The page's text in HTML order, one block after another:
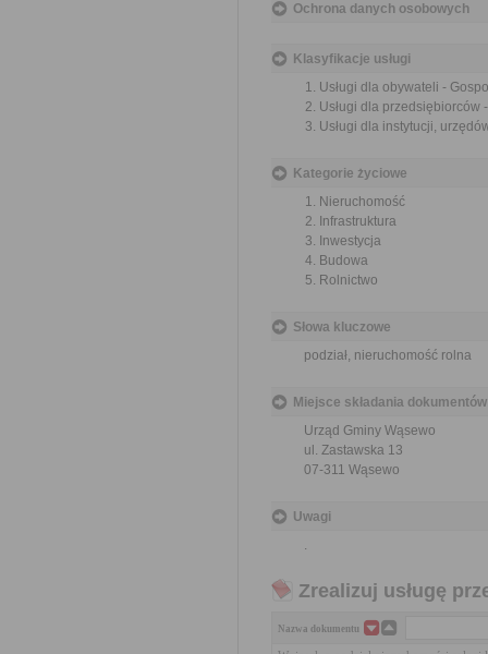
Ochrona danych osobowych
Klasyfikacje usługi
Usługi dla obywateli -
Usługi dla przedsiębiorców
Usługi dla instytucji,
Kategorie życiowe
Nieruchomość
Infrastruktura
Inwestycja
Budowa
Rolnictwo
Słowa kluczowe
podział, nieruchomość rolna
Miejsce składania dokumentów
Urząd Gminy Wąsewo
ul. Zastawska 13
07-311 Wąsewo
Uwagi
.
Zrealizuj usługę
Nazwa dokumentu